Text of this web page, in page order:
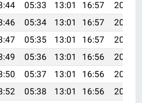
05:33 13:01 16:57
20:19
05:34 13:01 16:57
20:18
05:35 13:01 16:57
20:17
05:36 13:01 16:56
20:16
05:37 13:01 16:56
20:15
05:38 13:01 16:56
20:14